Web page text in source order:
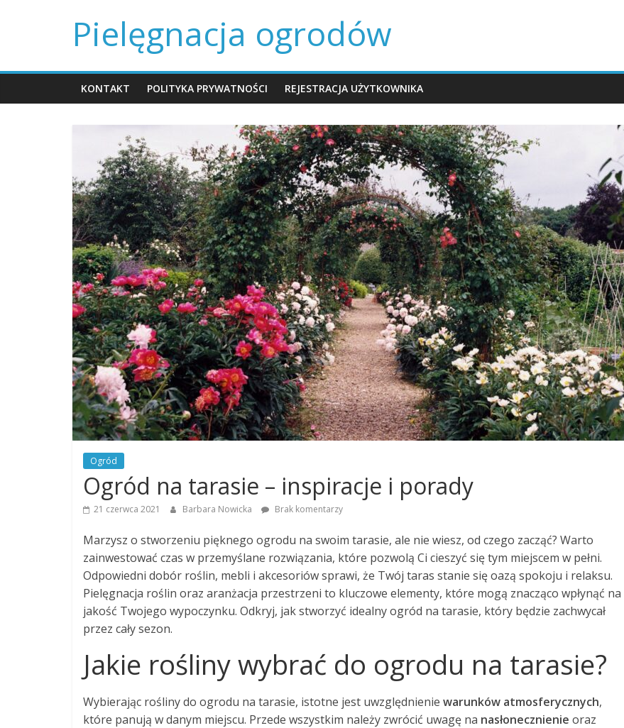
Pielęgnacja ogrodów
KONTAKT POLITYKA PRYWATNOŚCI REJESTRACJA UŻYTKOWNIKA
Ogród
Ogród na tarasie – inspiracje i porady
21 czerwca 2021 Barbara Nowicka Brak komentarzy
Marzysz o stworzeniu pięknego ogrodu na swoim tarasie, ale nie wiesz, od czego zacząć? Warto
zainwestować czas w przemyślane rozwiązania, które pozwolą Ci cieszyć się tym miejscem w pełni.
Odpowiedni dobór roślin, mebli i akcesoriów sprawi, że Twój taras stanie się oazą spokoju i relaksu.
Pielęgnacja roślin oraz aranżacja przestrzeni to kluczowe elementy, które mogą znacząco wpłynąć na
jakość Twojego wypoczynku. Odkryj, jak stworzyć idealny ogród na tarasie, który będzie zachwycał
przez cały sezon.
Jakie rośliny wybrać do ogrodu na tarasie?
Wybierając rośliny do ogrodu na tarasie, istotne jest uwzględnienie warunków atmosferycznych,
które panują w danym miejscu. Przede wszystkim należy zwrócić uwagę na nasłonecznienie oraz